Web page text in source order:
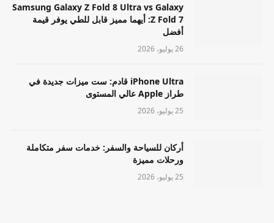
Samsung Galaxy Z Fold 8 Ultra vs Galaxy
Z Fold 7: أيهما مميز قابل للطي يوفر قيمة
أفضل
26 يوليو، 2026
iPhone Ultra قادم: ست ميزات جديدة في
طراز Apple عالي المستوى
25 يوليو، 2026
أركان للسياحة والسفر: خدمات سفر متكاملة
ورحلات مميزة
25 يوليو، 2026